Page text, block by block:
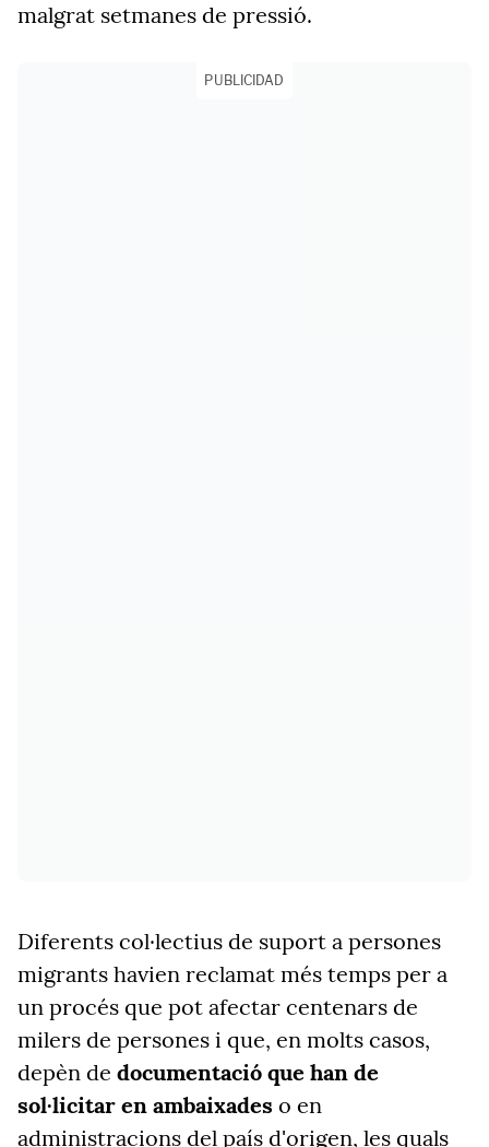
malgrat setmanes de pressió.
PUBLICIDAD
Diferents col·lectius de suport a persones
migrants havien reclamat més temps per a
un procés que pot afectar centenars de
milers de persones i que, en molts casos,
depèn de documentació que han de
sol·licitar en ambaixades o en
administracions del país d'origen, les quals